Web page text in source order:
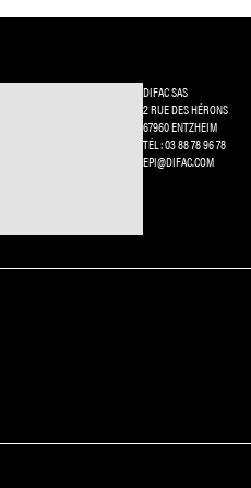
DIFAC SAS
2 RUE DES HÉRONS
67960 ENTZHEIM
TÉL: 03 88 78 96 78
EPI@DIFAC.COM